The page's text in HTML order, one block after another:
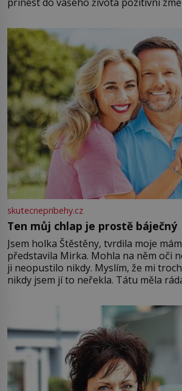
můžete obohatit své rituály a přinést
větší harmonii a klid. Je důležité
skutecnepribehy.cz
Ten můj chlap je prostě báječný
Jsem holka Štěstěny, tvrdila moje
představila Mirka. Mohla na něm oči
ji neopustilo nikdy. Myslím, že mi
nikdy jsem jí to neřekla. Tátu měla
Jsme spolu moc rádi Tehdy byla jiná